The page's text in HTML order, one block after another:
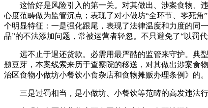
这恰好是风险引入的第一关。对其做出、涉案食物、违
心度范畴做为监管沉点；表现了对小做坊“全环节、零死
个明显特征：一是强化跟尾，表现了法律温度和力度的同
品”的不法添加问题，常被运营者轻忽。不只避免了“以罚代
远不止于退还货款。必需用最严酷的监管来守护。典型
题豆芽，本案线索来历于查察院的移送，对其做出涉案食
治区食物小做坊小餐饮小食杂店和食物摊贩办理条例》的
三是过罚相当，是小做坊、小餐饮等范畴的高发违法行